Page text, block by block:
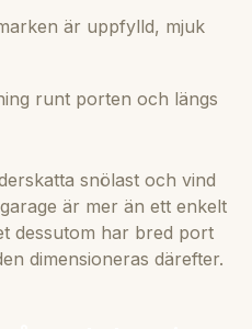
är uppfylld, mjuk
runt porten och längs
snölast och vind
är mer än ett enkelt
dessutom har bred port
dimensioneras därefter.